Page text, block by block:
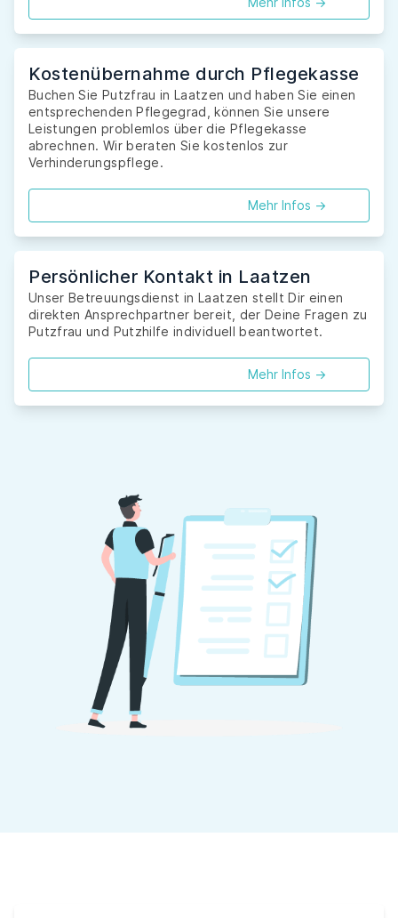
Kostenübernahme durch Pflegekasse
Buchen Sie Putzfrau in Laatzen und haben Sie einen
entsprechenden Pflegegrad, können Sie unsere
Leistungen problemlos über die Pflegekasse
abrechnen. Wir beraten Sie kostenlos zur
Verhinderungspflege.
Mehr Infos ->
Persönlicher Kontakt in Laatzen
Unser Betreuungsdienst in Laatzen stellt Dir einen
direkten Ansprechpartner bereit, der Deine Fragen zu
Putzfrau und Putzhilfe individuell beantwortet.
Mehr Infos ->